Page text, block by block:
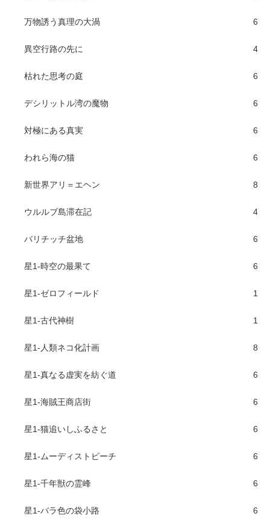
万物誘う真理の大渦 6
異空行路の先に 4
枯れた思考の庭 6
デシリットル湾の魔物 6
対極にある真実 6
われら海の猫 6
新世界アリ＝エヘン 8
ウルルブ島滞在記 4
バリチッチ盆地 6
星1-時空の最果て 6
星1-ゼロフィールド 1
星1-古代神樹 1
星1-人類ネコ化計画 8
星1-真なる虚実を紡ぐ道 6
星1-海賊王商店街 6
星1-猫追いしふるさと 6
星1-ムーディストビーチ 6
星1-千年獣の霊峰 6
星1-バラ色の袋小路 6